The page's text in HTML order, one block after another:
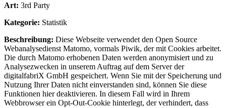
Art: 3rd Party
Kategorie: Statistik
Beschreibung: Diese Webseite verwendet den Open Source
Webanalysedienst Matomo, vormals Piwik, der mit Cookies arbeitet.
Die durch Matomo erhobenen Daten werden anonymisiert und zu
Analysezwecken in unserem Auftrag auf dem Server der
digitalfabriX GmbH gespeichert. Wenn Sie mit der Speicherung und
Nutzung Ihrer Daten nicht einverstanden sind, können Sie diese
Funktionen hier deaktivieren. In diesem Fall wird in Ihrem
Webbrowser ein Opt-Out-Cookie hinterlegt, der verhindert, dass